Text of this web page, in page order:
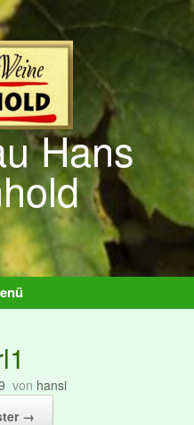
Hans
von hansi
→